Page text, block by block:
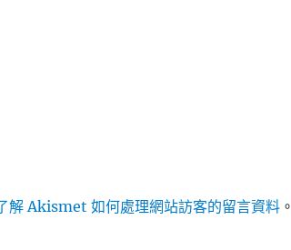
解 Akismet 如何處理網站訪客的留言資料 。